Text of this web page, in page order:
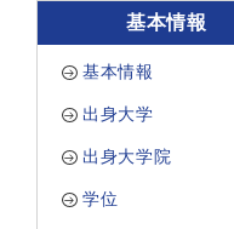
基本情報
基本情報
出身大学
出身大学院
学位